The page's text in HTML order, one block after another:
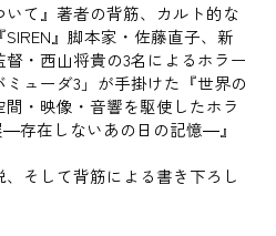
いて』著者の背筋、カルト的な
』脚本家・佐藤直子、新
・西山将貴の3名によるホラー
ューダ3」が手掛けた『世界の
・映像・音響を駆使したホラ
―存在しないあの日の記憶―』
そして背筋による書き下ろし